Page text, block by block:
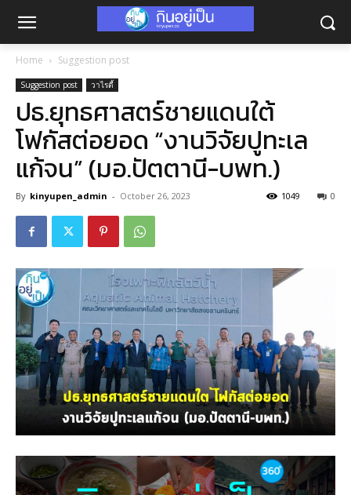
Home Suggestion post
Suggestion post วาไรตี้
ปธ.ยุทธศาสตร์ชายแดนใต้
โฟกัสต่อยอด “งานวิจัยปูทะเล
แก้จน” (มอ.ปัตตานี-บพท.)
By kinyupen_admin - October 26, 2023 0
1049